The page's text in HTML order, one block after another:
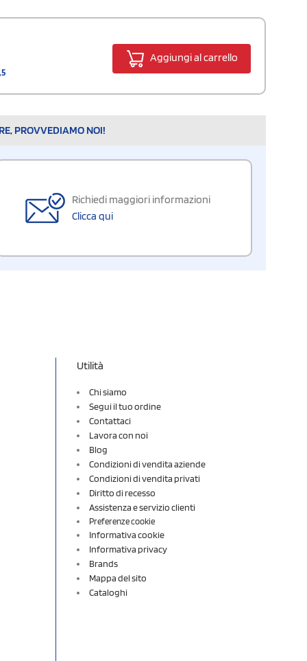
Aggiungi al carrello
PROVVEDIAMO NOI!
Richiedi maggiori informazioni
Clicca qui
Utilità
Chi siamo
Segui il tuo ordine
Contattaci
Lavora con noi
Blog
Condizioni di vendita aziende
Condizioni di vendita privati
Diritto di recesso
Assistenza e servizio clienti
Preferenze cookie
Informativa cookie
Informativa privacy
Brands
Mappa del sito
Cataloghi